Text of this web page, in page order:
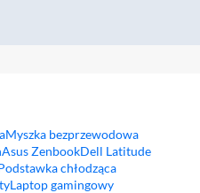
Myszka bezprzewodowa
Asus ZenbookDell Latitude
chłodząca
Laptop gamingowy